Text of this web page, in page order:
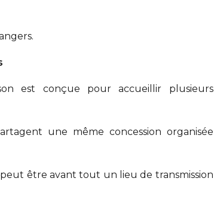
est conçue pour accueillir plusieurs
une même concession organisée
être avant tout un lieu de transmission